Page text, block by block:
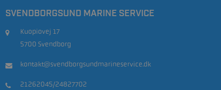
SVENDBORGSUND MARINE SERVICE
Kuopiovej 17
5700 Svendborg
kontakt@svendborgsundmarineservice.dk
21262045/24827702